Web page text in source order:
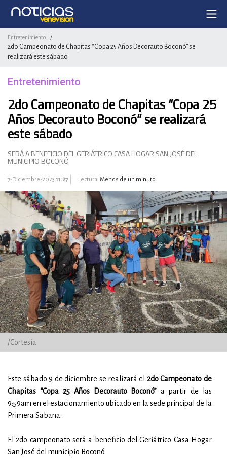
Entretenimiento /
2do Campeonato de Chapitas “Copa 25 Años Decorauto Boconó” se
realizará este sábado
Entretenimiento
2do Campeonato de Chapitas “Copa 25
Años Decorauto Boconó” se realizará
este sábado
SERÁ A BENEFICIO DEL GERIÁTRICO CASA HOGAR SAN JOSÉ DEL
MUNICIPIO BOCONÓ
7-Diciembre-2023 11:27 Lectura: Menos de un minuto
/Cortesía
Este sábado 9 de diciembre se realizará el
2do Campeonato de
Chapitas “Copa 25 Años Decorauto Boconó” a partir de las
9:59am en el estacionamiento ubicado en la sede principal de la
Primera Sabana.
El 2do campeonato será a beneficio del Geriátrico Casa Hogar
San José del municipio Boconó.